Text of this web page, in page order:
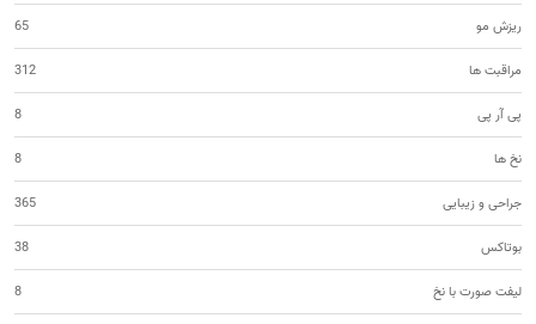
ریزش مو 65
مراقبت ها 312
پی آر پی 8
نخ ها 8
جراحی و زیبایی 365
بوتاکس 38
لیفت صورت با نخ 8